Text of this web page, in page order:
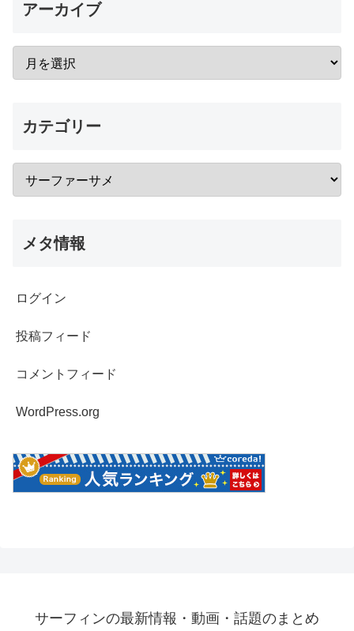
アーカイブ
カテゴリー
メタ情報
ログイン
投稿フィード
コメントフィード
WordPress.org
サーフィンの最新情報・動画・話題のまとめ